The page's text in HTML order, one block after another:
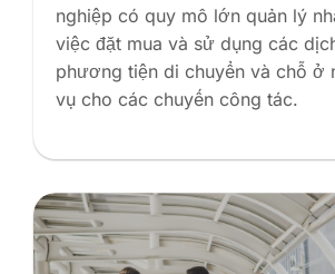
nghiệp có quy mô lớn quản lý
việc đặt mua và sử dụng các
phương tiện di chuyển và chỗ ở
vụ cho các chuyến công tác.